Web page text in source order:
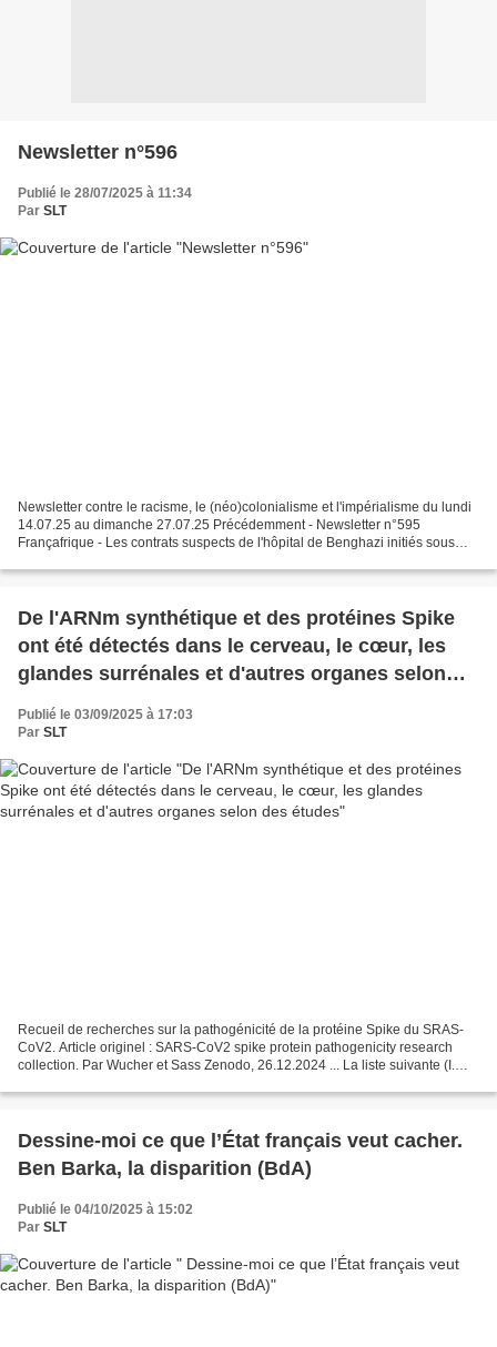
Newsletter n°596
Publié le 28/07/2025 à 11:34
Par SLT
Newsletter contre le racisme, le (néo)colonialisme et l'impérialisme du lundi
14.07.25 au dimanche 27.07.25 Précédemment - Newsletter n°595
Françafrique - Les contrats suspects de l'hôpital de Benghazi initiés sous
De l'ARNm synthétique et des protéines Spike
ont été détectés dans le cerveau, le cœur, les
glandes surrénales et d'autres organes selon
des études
Publié le 03/09/2025 à 17:03
Par SLT
Recueil de recherches sur la pathogénicité de la protéine Spike du SRAS-
CoV2. Article originel : SARS-CoV2 spike protein pathogenicity research
collection. Par Wucher et Sass Zenodo, 26.12.2024 ... La liste suivante (I.
Dessine-moi ce que l’État français veut cacher.
Ben Barka, la disparition (BdA)
Publié le 04/10/2025 à 15:02
Par SLT